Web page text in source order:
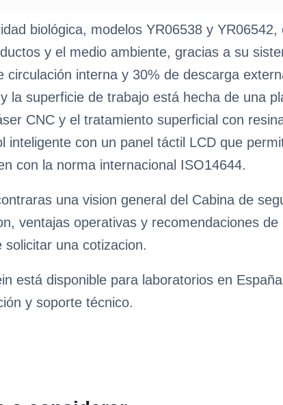
biológica, modelos YR06538 y
y el medio ambiente, gracias a su
circulación interna y 30% de descarga
la superficie de trabajo está hecha de una
CNC y el tratamiento superficial con
inteligente con un panel táctil LCD que
con la norma internacional ISO14644.
una vision general del Cabina de
ventajas operativas y recomendaciones
una cotizacion.
está disponible para laboratorios en
y soporte técnico.